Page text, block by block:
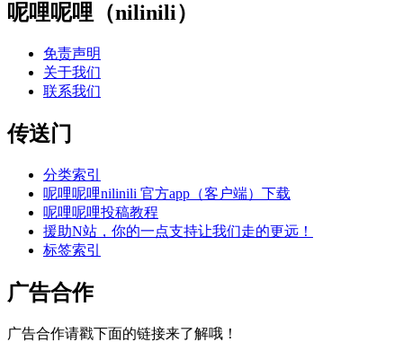
呢哩呢哩（nilinili）
免责声明
关于我们
联系我们
传送门
分类索引
呢哩呢哩nilinili 官方app（客户端）下载
呢哩呢哩投稿教程
援助N站，你的一点支持让我们走的更远！
标签索引
广告合作
广告合作请戳下面的链接来了解哦！